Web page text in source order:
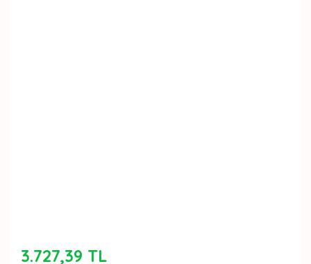
3.727,39 TL